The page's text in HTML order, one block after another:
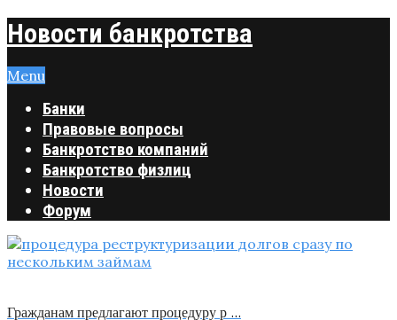
Новости банкротства
Menu
Банки
Правовые вопросы
Банкротство компаний
Банкротство физлиц
Новости
Форум
Гражданам предлагают процедуру р …